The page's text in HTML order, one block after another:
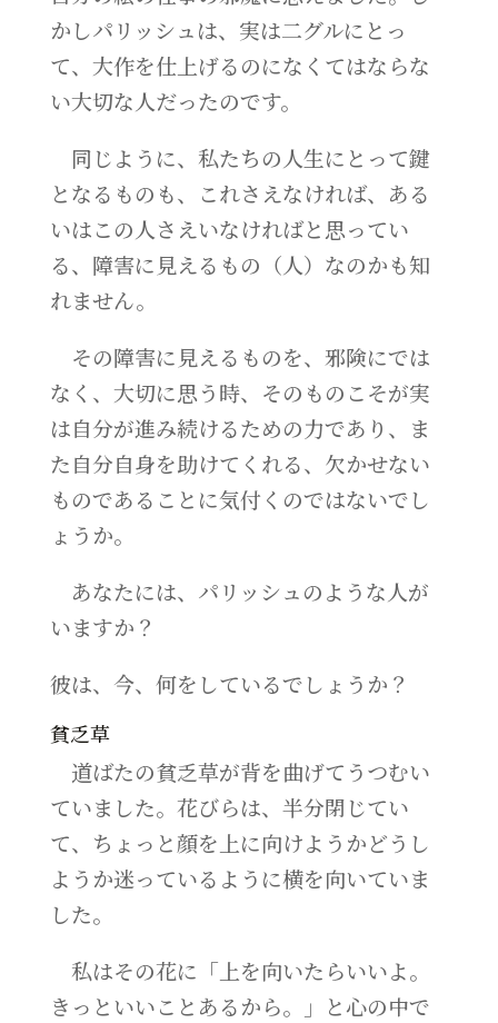
かしパリッシュは、実は二グルにとっ
て、大作を仕上げるのになくてはならな
い大切な人だったのです。
同じように、私たちの人生にとって鍵
となるものも、これさえなければ、ある
いはこの人さえいなければと思ってい
る、障害に見えるもの（人）なのかも知
れません。
その障害に見えるものを、邪険にでは
なく、大切に思う時、そのものこそが実
は自分が進み続けるための力であり、ま
た自分自身を助けてくれる、欠かせない
ものであることに気付くのではないでし
ょうか。
あなたには、パリッシュのような人が
いますか？
彼は、今、何をしているでしょうか？
貧乏草
道ばたの貧乏草が背を曲げてうつむい
ていました。花びらは、半分閉じてい
て、ちょっと顔を上に向けようかどうし
ようか迷っているように横を向いていま
した。
私はその花に「上を向いたらいいよ。
きっといいことあるから。」と心の中で